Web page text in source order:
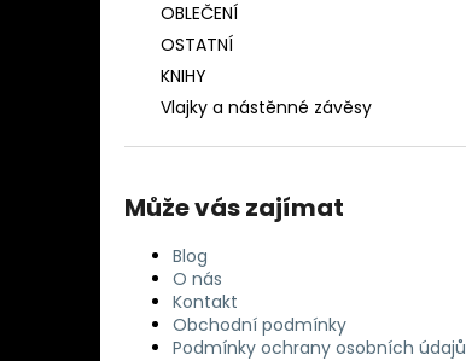
OBLEČENÍ
OSTATNÍ
KNIHY
Vlajky a nástěnné závěsy
Může vás zajímat
Blog
O nás
Kontakt
Obchodní podmínky
Podmínky ochrany osobních údajů